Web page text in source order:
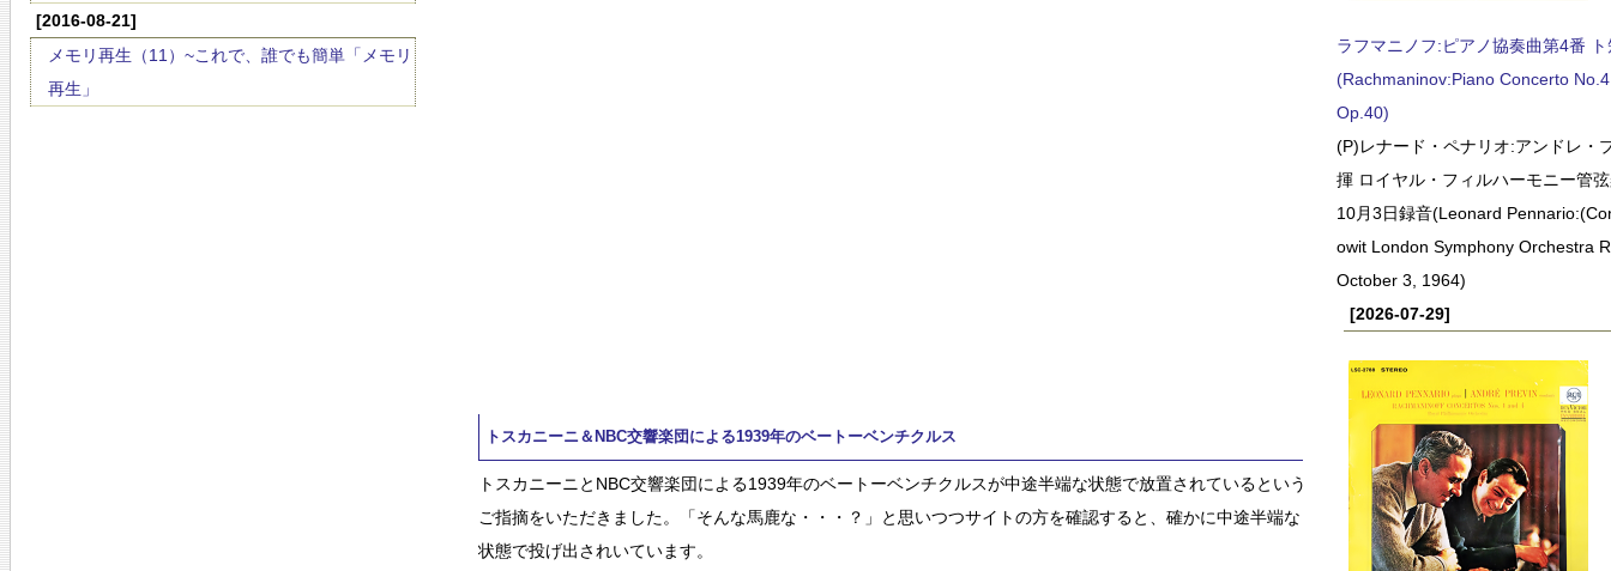
[2016-08-21]
メモリ再生（11）~これで、誰でも簡単「メモリ
再生」
トスカニーニ＆NBC交響楽団による1939年のベートーベンチクルス
トスカニーニとNBC交響楽団による1939年のベートーベンチクルスが中途半端な状態で放置されているという
ご指摘をいただきました。「そんな馬鹿な・・・？」と思いつつサイトの方を確認すると、確かに中途半端な
状態で投げ出されいています。
ラフマニノフ:ピアノ協奏曲第4番
(Rachmaninov:Piano Concerto
Op.40)
(P)レナード・ペナリオ:アンドレ・
揮 ロイヤル・フィルハーモニー管
10月3日録音(Leonard
owit London Symphony Orchestra
October 3, 1964)
[2026-07-29]